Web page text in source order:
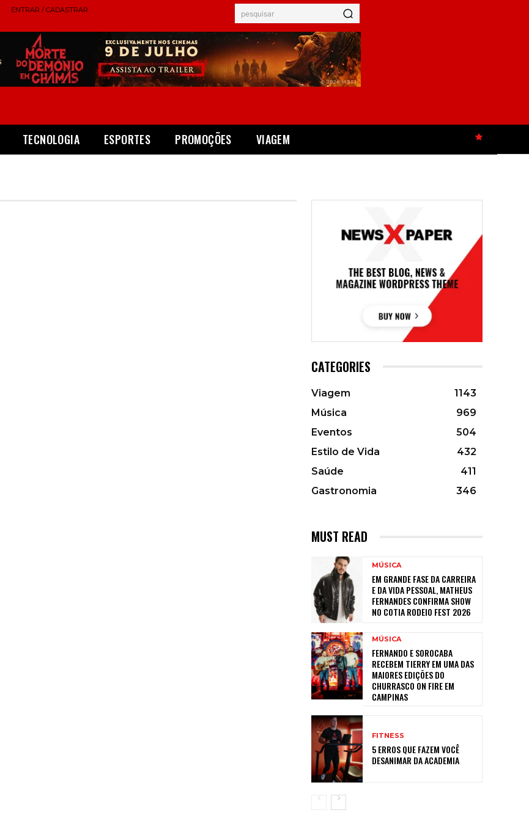
ENTRAR / CADASTRAR pesquisar
TECNOLOGIA ESPORTES PROMOÇÕES VIAGEM
CATEGORIES
Viagem
1143
Música
969
Eventos
504
Estilo de Vida
432
Saúde
411
Gastronomia
346
MUST READ
MÚSICA
EM GRANDE FASE DA CARREIRA
E DA VIDA PESSOAL, MATHEUS
FERNANDES CONFIRMA SHOW
NO COTIA RODEIO FEST 2026
MÚSICA
FERNANDO E SOROCABA
RECEBEM TIERRY EM UMA DAS
MAIORES EDIÇÕES DO
CHURRASCO ON FIRE EM
CAMPINAS
FITNESS
5 ERROS QUE FAZEM VOCÊ
DESANIMAR DA ACADEMIA